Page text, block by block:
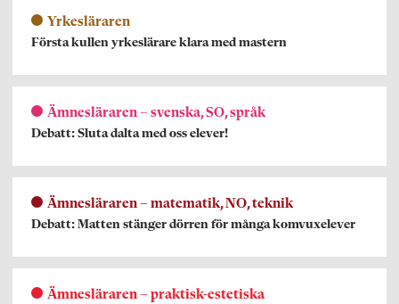
Yrkesläraren
Första kullen yrkeslärare klara med mastern
Ämnesläraren – svenska, SO, språk
Debatt: Sluta dalta med oss elever!
Ämnesläraren – matematik, NO, teknik
Debatt: Matten stänger dörren för många komvuxelever
Ämnesläraren – praktisk-estetiska